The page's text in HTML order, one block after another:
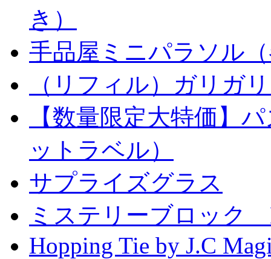
き）
手品屋ミニパラソル
（リフィル）ガリガ
【数量限定大特価】
ットラベル）
サプライズグラス
ミステリーブロック
Hopping Tie by J.C